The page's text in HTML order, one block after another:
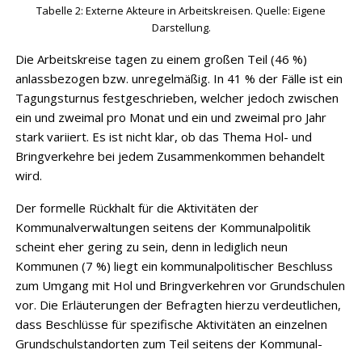
Tabelle 2: Externe Akteure in Arbeitskreisen. Quelle: Eigene
Darstellung.
Die Arbeitskreise tagen zu einem großen Teil (46 %)
anlassbezogen bzw. unregelmäßig. In 41 % der Fälle ist ein
Tagungsturnus festgeschrieben, welcher jedoch zwischen
ein und zweimal pro Monat und ein und zweimal pro Jahr
stark variiert. Es ist nicht klar, ob das Thema Hol- und
Bringverkehre bei jedem Zusammenkommen behandelt
wird.
Der formelle Rückhalt für die Aktivitäten der
Kommunalverwaltungen seitens der Kommunal­politik
scheint eher gering zu sein, denn in lediglich neun
Kommunen (7 %) liegt ein kommunalpolitischer Beschluss
zum Umgang mit Hol und Bringverkehren vor Grundschulen
vor. Die Erläuterungen der Befragten hierzu verdeutlichen,
dass Be­schlüsse für spezifische Aktivitäten an einzelnen
Grundschulstandorten zum Teil seitens der Kommunal­